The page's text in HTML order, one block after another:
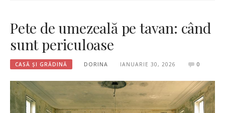
Pete de umezeală pe tavan: când
sunt periculoase
CASĂ ȘI GRĂDINĂ DORINA IANUARIE 30, 2026 0